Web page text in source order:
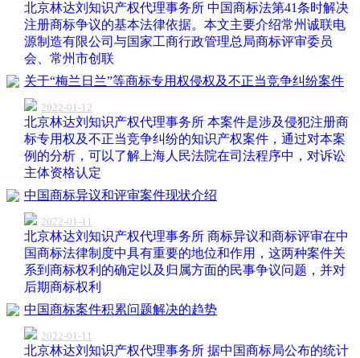
北京林达刘知识产权代理事务所 中国商标法第41条时解决
注册商标争议的基本法律依据。本文主要介绍常州诚联电
源制造有限公司与国家工商行政管理总局商标评审委员
会、常州市创联
关于“梅兰日兰”等商标专用权侵权及不正当竞争纠纷案件
2022-01-12
北京林达刘知识产权代理事务所 本案件是涉及侵犯注册商
标专用权及不正当竞争纠纷的知识产权案件，通过对本案
例的分析，可以了解上海人民法院在司法程序中，对诉讼
主体资格认定
中国商标异议和评审案件现状介绍
2022-01-11
北京林达刘知识产权代理事务所 商标异议和商标评审在中
国商标法律制度中具有重要的地位和作用，这两种案件关
系到商标权利的确定以及归属方面的民事争议问题，并对
后期商标权利
中国商标案件积累问题解决的趋势
2022-01-11
北京林达刘知识产权代理事务所 据中国商标局公布的统计